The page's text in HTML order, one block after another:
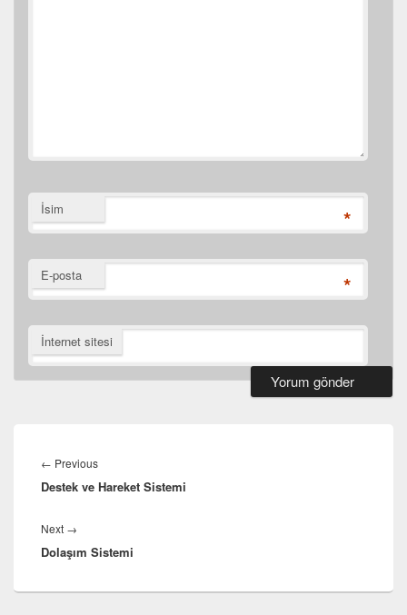
İsim *
E-posta *
İnternet sitesi
gezinmesi
← PreviousPrevious
post:
Destek ve Hareket Sistemi
Next →
post:
Dolaşım Sistemi